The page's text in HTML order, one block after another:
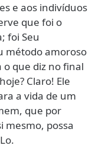
e aos indivíduos
que foi o
foi Seu
método amoroso
o que diz no final
Claro! Ele
a vida de um
que por
mesmo, possa